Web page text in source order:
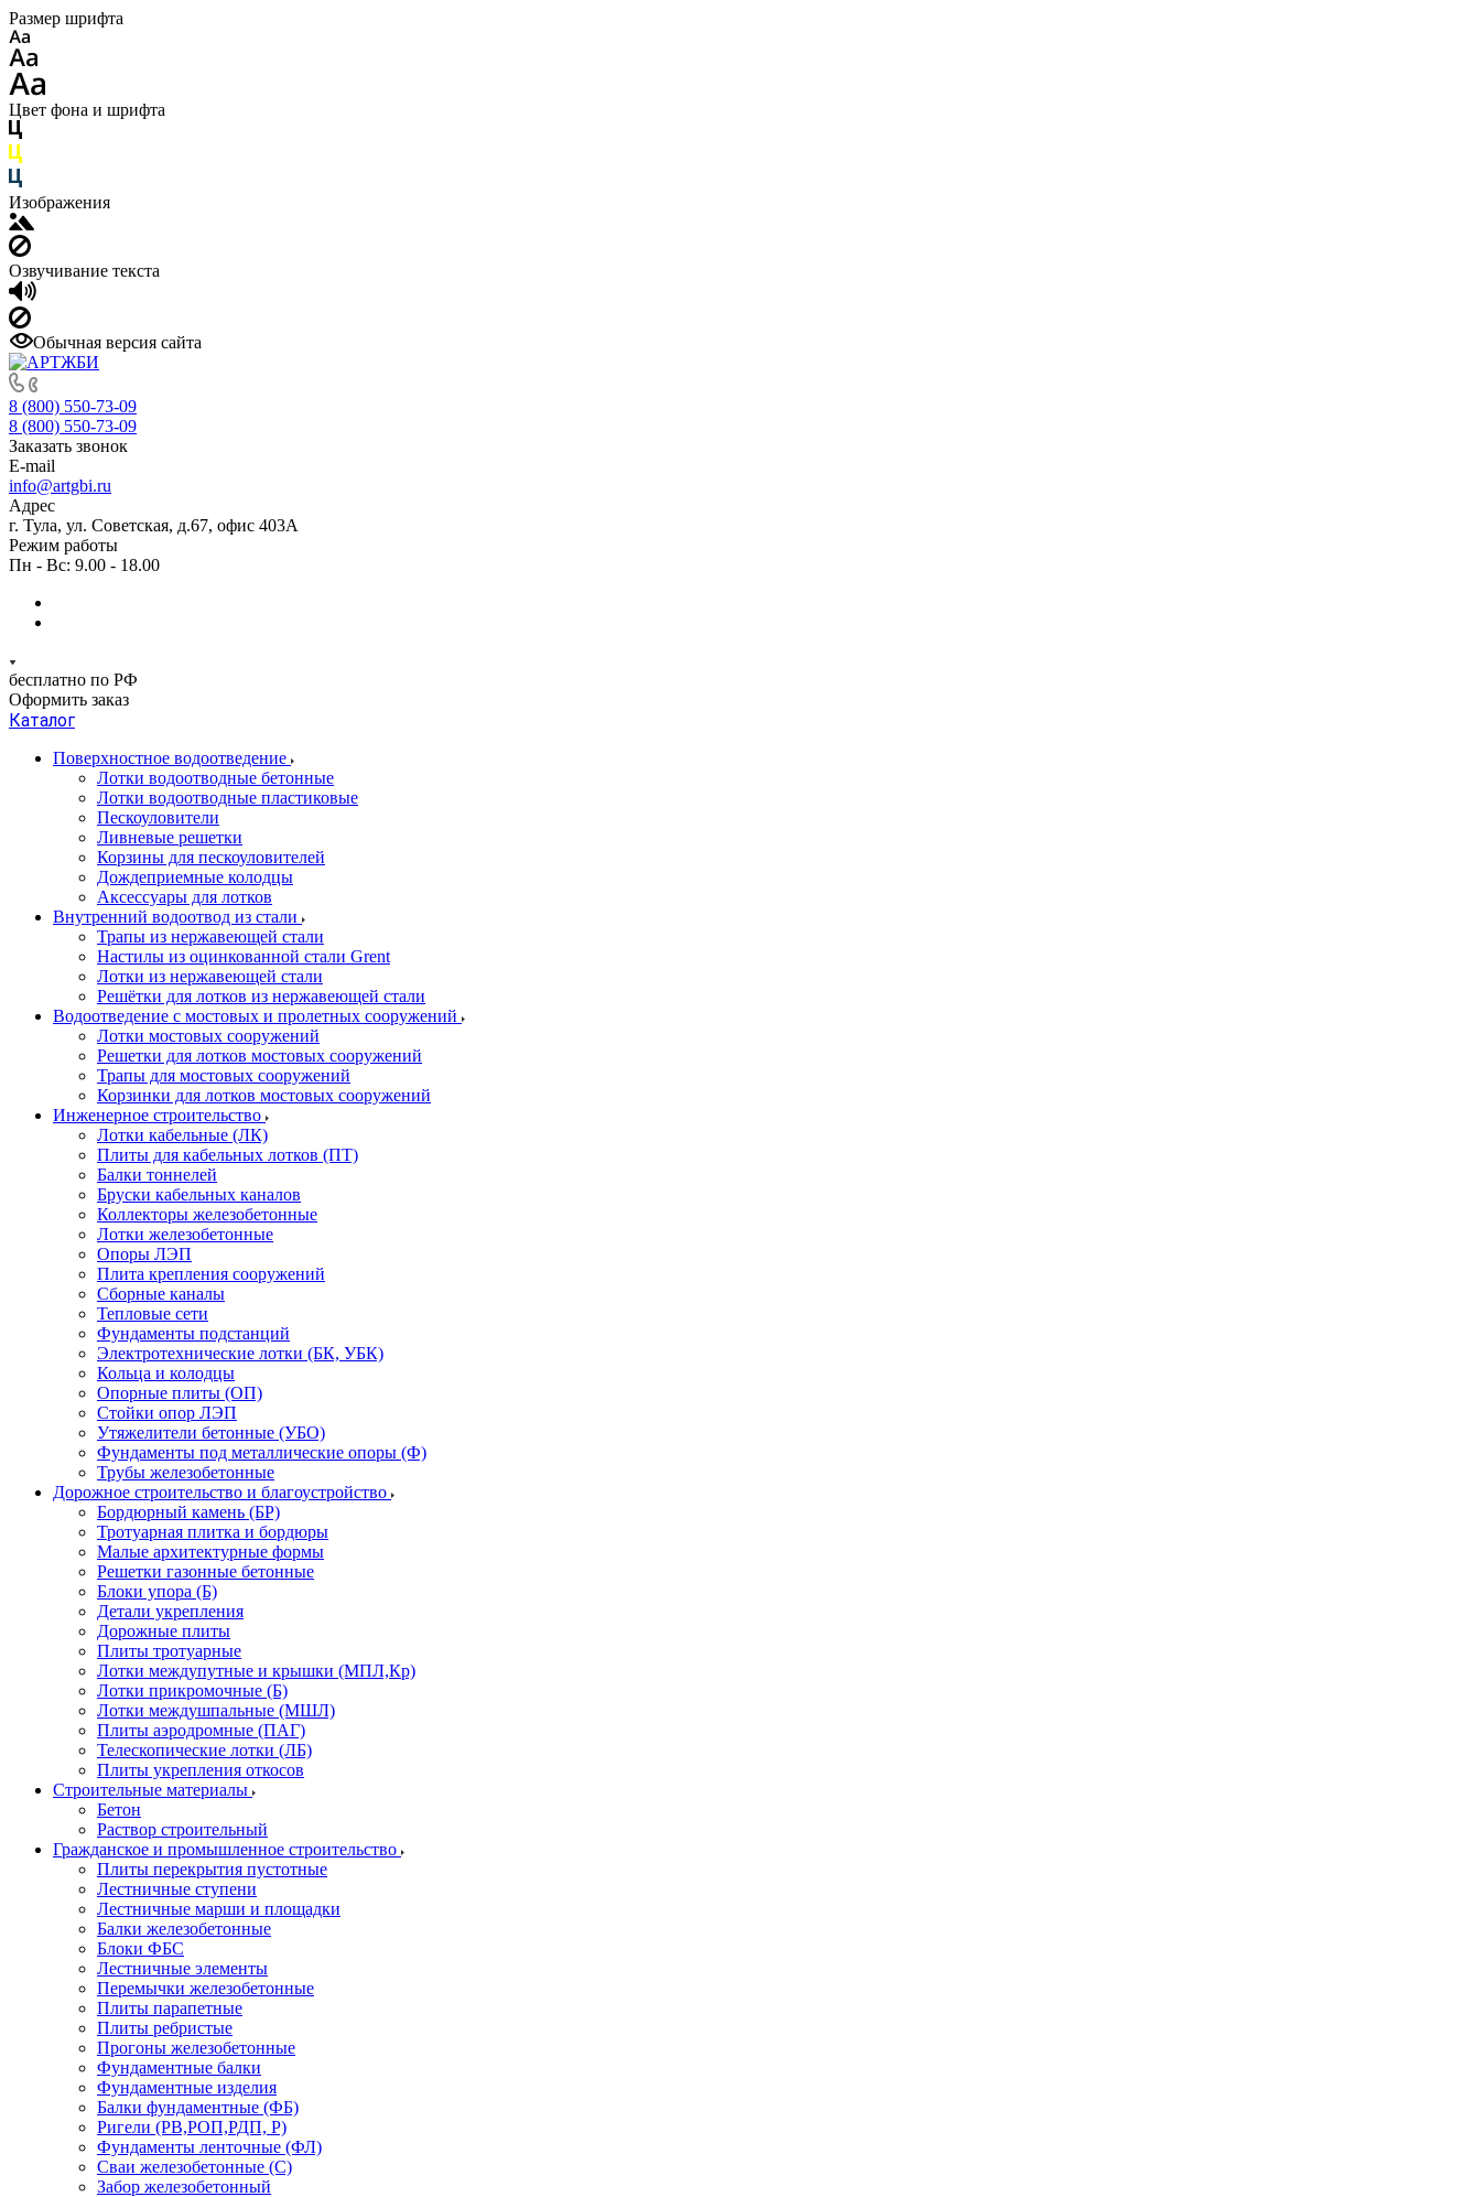
Размер шрифта
Цвет фона и шрифта
Изображения
Озвучивание текста
Обычная версия сайта
8 (800) 550-73-09
8 (800) 550-73-09
Заказать звонок
E-mail
info@artgbi.ru
Адрес
г. Тула, ул. Советская, д.67, офис 403А
Режим работы
Пн - Вс: 9.00 - 18.00
бесплатно по РФ
Оформить заказ
Каталог
Поверхностное водоотведение
Лотки водоотводные бетонные
Лотки водоотводные пластиковые
Пескоуловители
Ливневые решетки
Корзины для пескоуловителей
Дождеприемные колодцы
Аксессуары для лотков
Внутренний водоотвод из стали
Трапы из нержавеющей стали
Настилы из оцинкованной стали Grent
Лотки из нержавеющей стали
Решётки для лотков из нержавеющей стали
Водоотведение с мостовых и пролетных сооружений
Лотки мостовых сооружений
Решетки для лотков мостовых сооружений
Трапы для мостовых сооружений
Корзинки для лотков мостовых сооружений
Инженерное строительство
Лотки кабельные (ЛК)
Плиты для кабельных лотков (ПТ)
Балки тоннелей
Бруски кабельных каналов
Коллекторы железобетонные
Лотки железобетонные
Опоры ЛЭП
Плита крепления сооружений
Сборные каналы
Тепловые сети
Фундаменты подстанций
Электротехнические лотки (БК, УБК)
Кольца и колодцы
Опорные плиты (ОП)
Стойки опор ЛЭП
Утяжелители бетонные (УБО)
Фундаменты под металлические опоры (Ф)
Трубы железобетонные
Дорожное строительство и благоустройство
Бордюрный камень (БР)
Тротуарная плитка и бордюры
Малые архитектурные формы
Решетки газонные бетонные
Блоки упора (Б)
Детали укрепления
Дорожные плиты
Плиты тротуарные
Лотки междупутные и крышки (МПЛ,Кр)
Лотки прикромочные (Б)
Лотки междушпальные (МШЛ)
Плиты аэродромные (ПАГ)
Телескопические лотки (ЛБ)
Плиты укрепления откосов
Строительные материалы
Бетон
Раствор строительный
Гражданское и промышленное строительство
Плиты перекрытия пустотные
Лестничные ступени
Лестничные марши и площадки
Балки железобетонные
Блоки ФБС
Лестничные элементы
Перемычки железобетонные
Плиты парапетные
Плиты ребристые
Прогоны железобетонные
Фундаментные балки
Фундаментные изделия
Балки фундаментные (ФБ)
Ригели (РВ,РОП,РДП, Р)
Фундаменты ленточные (ФЛ)
Сваи железобетонные (С)
Забор железобетонный